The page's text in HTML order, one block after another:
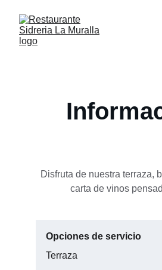
Disfruta de nuestra terraza,
carta de vinos
Opciones de servicio
Terraza